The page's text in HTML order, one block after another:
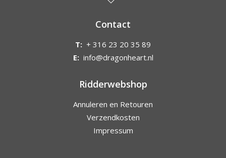
Contact
T: + 316 23 20 35 89
E: info@dragonheart.nl
Ridderwebshop
Annuleren en Retouren
Verzendkosten
Impressum